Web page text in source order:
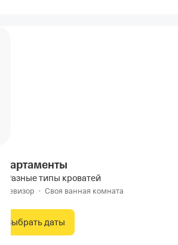
Апартаменты
Разные типы кроватей
Телевизор • Своя ванная комната
Выбрать даты